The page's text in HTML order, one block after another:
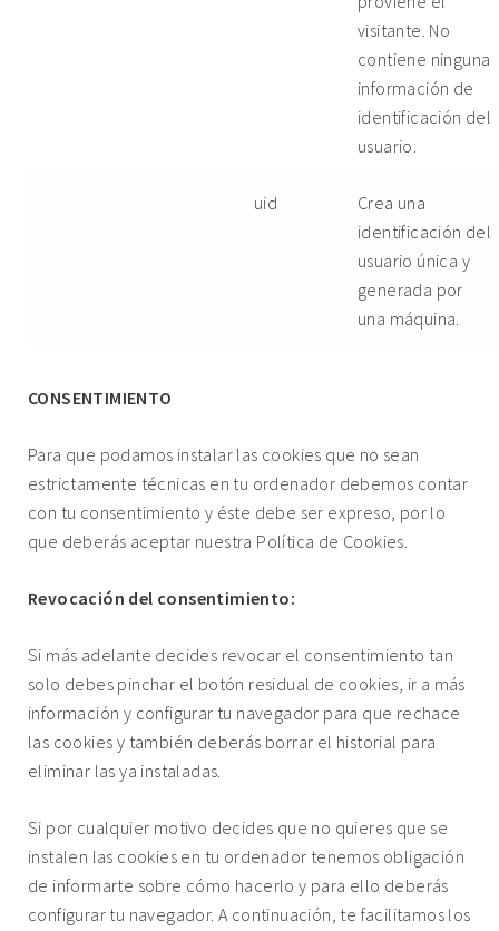
visitante. No
contiene ninguna
información de
identificación del
usuario.
uid
Crea una
identificación del
usuario única y
generada por
una máquina.
CONSENTIMIENTO
Para que podamos instalar las cookies que no sean
estrictamente técnicas en tu ordenador debemos contar
con tu consentimiento y éste debe ser expreso, por lo
que deberás aceptar nuestra Política de Cookies.
Revocación del consentimiento:
Si más adelante decides revocar el consentimiento tan
solo debes pinchar el botón residual de cookies, ir a más
información y configurar tu navegador para que rechace
las cookies y también deberás borrar el historial para
eliminar las ya instaladas.
Si por cualquier motivo decides que no quieres que se
instalen las cookies en tu ordenador tenemos obligación
de informarte sobre cómo hacerlo y para ello deberás
configurar tu navegador. A continuación, te facilitamos los